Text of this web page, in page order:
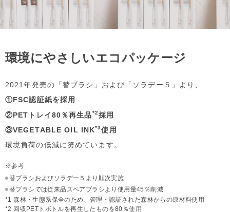
環境にやさしいエコパッケージ
2021年発売の「替ブラシ」および「ソラデー５」より、
①FSC認証紙を採用
②PETトレイ80％再生品*2採用
③VEGETABLE OIL INK*3 使用
環境負荷の低減に努めています。
※参考
替ブラシおよびソラデー５より順次実施
替ブラシでは従来品スペアブラシより使用量45％削減
*1 森林・生態系保全のため、管理・認証された森林からの原材料使用
*2 回収PETトボトルを再生したものを80％使用